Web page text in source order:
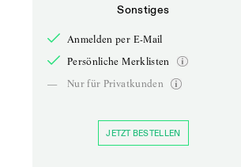
Sonstiges
Anmelden per E-Mail
Persönliche Merklisten
—
Nur für Privatkunden
JETZT BESTELLEN